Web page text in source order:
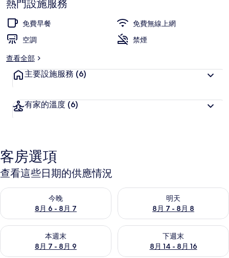
熱門設施服務
免費早餐
免費無線上網
空調
禁煙
查看全部
主要設施服務 (6)
有家的溫度 (6)
客房選項
查看這些日期的供應情況
今晚
8月 6 - 8月 7
查看今晚 (8月 6 - 8月 7) 的供應情況
明天
8月 7 - 8月 8
查看明天 (8月 7 - 8月 8) 的供
本週末
8月 7 - 8月 9
查看本週末 (8月 7 - 8月 9) 的供應情況
下週末
8月 14 - 8月 16
查看下週末 (8月 14 - 8月 16)